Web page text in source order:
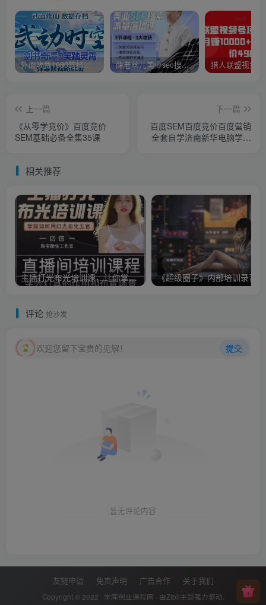
外面收费1980的抖音武动时空直播项目，无需真人出镜，实时互动直播【软件+详细教程】 薛老丝儿美业seo搜索流量落地课，一周暴涨20w粉丝，全干货讲解
上一篇
《从零学竞价》百度竞价
SEM基础必备全集35课
下一篇
百度SEM百度竞价百度营销
全套自学济南新华电脑学习
相关推荐
主播打光布光培训课，让你掌握高级的打光方式，提升直播间画面质量
评论 抢沙发
欢迎您留下宝贵的见解！ 提交
暂无评论内容
友链申请 免责声明 广告合作 关于我们
Copyright © 2022 · 学库创业课程网 · 由Zibll主题强力驱动.